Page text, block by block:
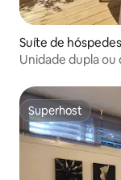
Suíte de
Unidade dupla ou
Superhost
Superhost